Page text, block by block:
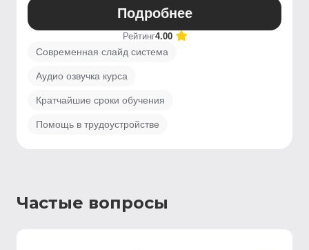
Подробнее
Рейтинг4.00
Современная слайд система
Аудио озвучка курса
Кратчайшие сроки обучения
Помощь в трудоустройстве
Частые вопросы